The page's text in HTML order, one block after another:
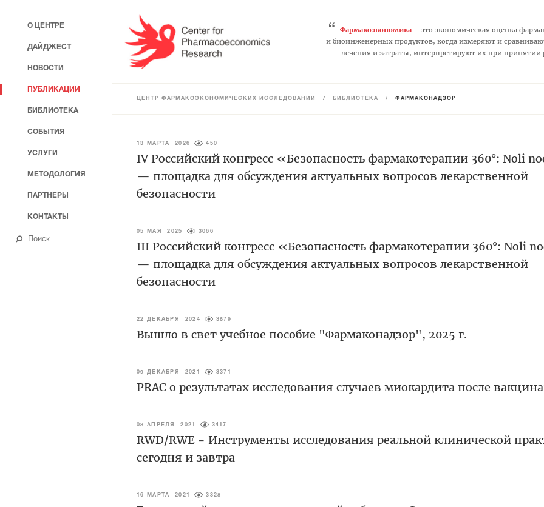
“ Фармакоэкономика– это экономическая оценка
и биоинженерных продуктов, когда измеряют и
лечения и затраты, интерпретируют их при
ЦЕНТР ФАРМАКОЭКОНОМИЧЕСКИХ ИССЛЕДОВАНИЙ / БИБЛИОТЕКА / ФАРМАКОНАДЗОР
13 МАРТА 2026 450
IV Российский конгресс «Безопасность фармакотерапии 360°: Noli
— площадка для обсуждения актуальных вопросов лекарственной
безопасности
05 МАЯ 2025 3066
III Российский конгресс «Безопасность фармакотерапии 360°: Noli
— площадка для обсуждения актуальных вопросов лекарственной
безопасности
22 ДЕКАБРЯ 2024 3879
Вышло в свет учебное пособие "Фармаконадзор", 2025 г.
09 ДЕКАБРЯ 2021 3371
PRAC о результатах исследования случаев миокардита после
08 АПРЕЛЯ 2021 3417
RWD/RWE - Инструменты исследования реальной клинической
сегодня и завтра
16 МАРТА 2021 3328
О ЦЕНТРЕ
ДАЙДЖЕСТ
НОВОСТИ
ПУБЛИКАЦИИ
БИБЛИОТЕКА
СОБЫТИЯ
УСЛУГИ
МЕТОДОЛОГИЯ
ПАРТНЕРЫ
КОНТАКТЫ